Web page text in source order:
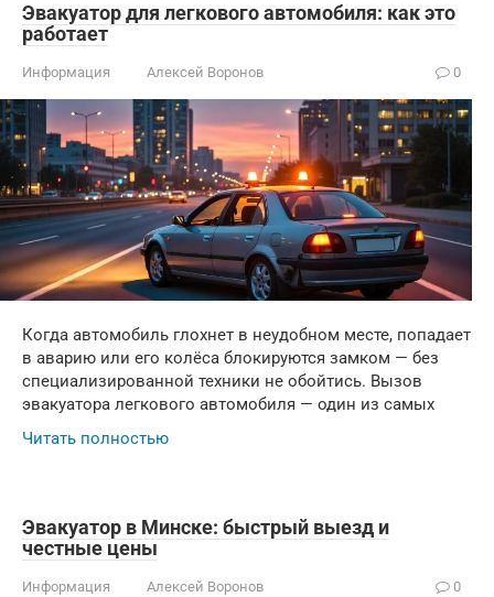
Эвакуатор для легкового автомобиля: как это
работает
Информация Алексей Воронов 0
Когда автомобиль глохнет в неудобном месте, попадает
в аварию или его колёса блокируются замком — без
специализированной техники не обойтись. Вызов
эвакуатора легкового автомобиля — один из самых
Читать полностью
Эвакуатор в Минске: быстрый выезд и
честные цены
Информация Алексей Воронов 0